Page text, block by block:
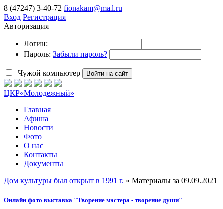
8 (47247) 3-40-72 fionakam@mail.ru
Вход Регистрация
Авторизация
Логин:
Пароль: Забыли пароль?
Чужой компьютер Войти на сайт
ЦКР«Молодежный»
Главная
Афиша
Новости
Фото
О нас
Контакты
Документы
Дом культуры был открыт в 1991 г. » Материалы за 09.09.2021
Онлайн фото выставка "Творение мастера - творение души"